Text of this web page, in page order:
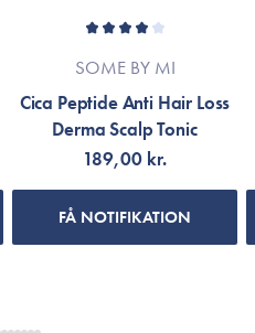
SOME BY MI
Cica Peptide Anti Hair Loss
Derma Scalp Tonic
189,00 kr.
FÅ NOTIFIKATION